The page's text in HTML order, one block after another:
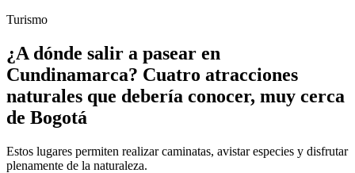
Turismo
¿A dónde salir a pasear en
Cundinamarca? Cuatro atracciones
naturales que debería conocer, muy cerca
de Bogotá
Estos lugares permiten realizar caminatas, avistar especies y disfrutar
plenamente de la naturaleza.